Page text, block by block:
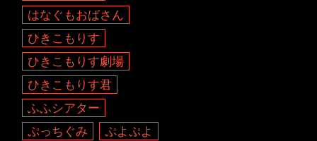
はなぐもおばさん
ひきこもりす
ひきこもりす劇場
ひきこもりす君
ふふシアター
ぷっちぐみ
ぷよぷよ